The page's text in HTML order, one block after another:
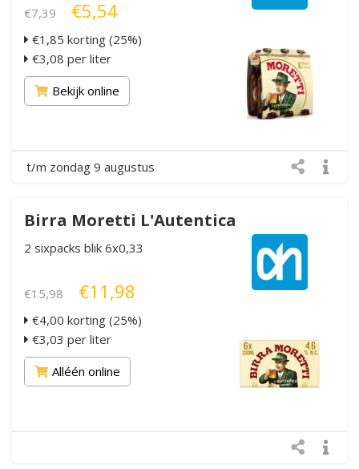
€7,39 €5,54
€1,85 korting (25%)
€3,08 per liter
Bekijk online
t/m zondag 9 augustus
Birra Moretti L'Autentica
2 sixpacks blik 6x0,33
€15,98 €11,98
€4,00 korting (25%)
€3,03 per liter
Alléén online